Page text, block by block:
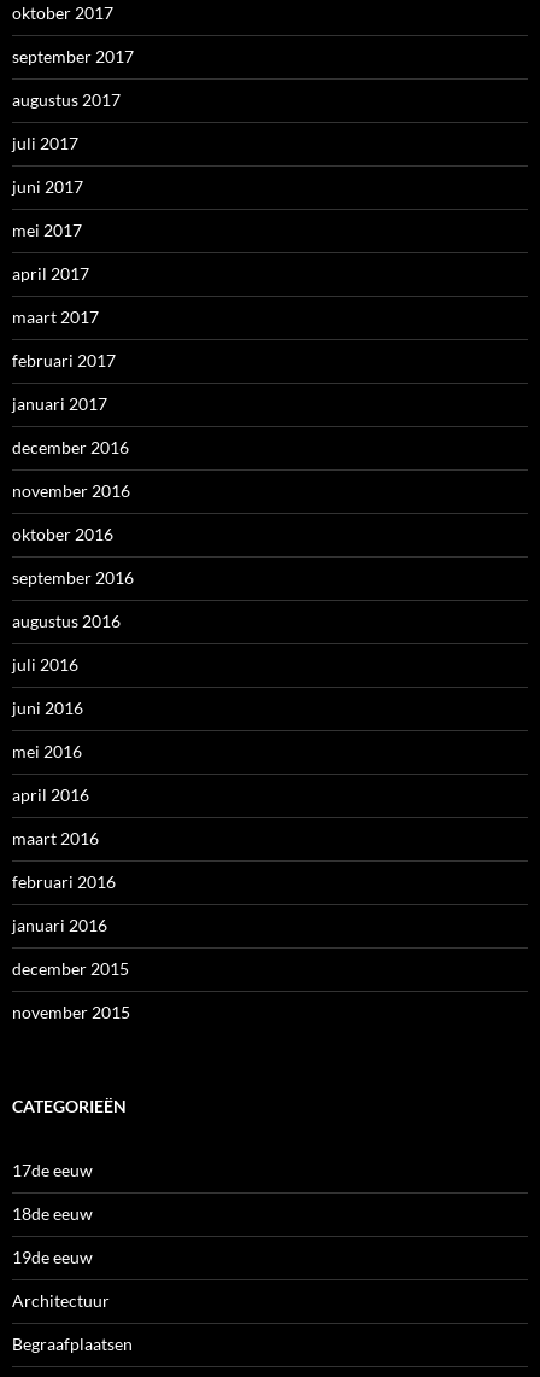
oktober 2017
september 2017
augustus 2017
juli 2017
juni 2017
mei 2017
april 2017
maart 2017
februari 2017
januari 2017
december 2016
november 2016
oktober 2016
september 2016
augustus 2016
juli 2016
juni 2016
mei 2016
april 2016
maart 2016
februari 2016
januari 2016
december 2015
november 2015
CATEGORIEËN
17de eeuw
18de eeuw
19de eeuw
Architectuur
Begraafplaatsen